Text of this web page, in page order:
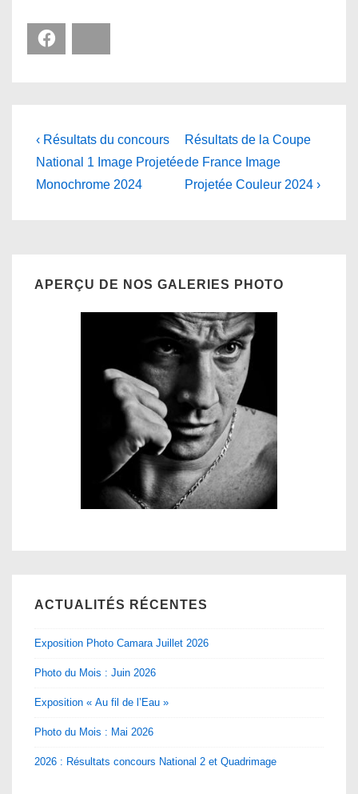
Navigation
de
l’article
Previous
Post
is
‹ Résultats du concours
National 1 Image Projetée
Monochrome 2024
Next
Post
is
Résultats de la Coupe
de France Image
Projetée Couleur 2024 ›
APERÇU DE NOS GALERIES PHOTO
ACTUALITÉS RÉCENTES
Exposition Photo Camara Juillet 2026
Photo du Mois : Juin 2026
Exposition « Au fil de l’Eau »
Photo du Mois : Mai 2026
2026 : Résultats concours National 2 et Quadrimage